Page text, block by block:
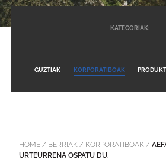
KATEGORIAK:
GUZTIAK KORPORATIBOAK
HOME/ BERRIAK/ KORPORATIBOAK/
URTEURRENA OSPATU DU.